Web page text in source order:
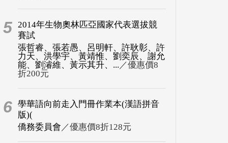
5 2014年生物奧林匹亞國家代表選拔競
賽試
張哲睿、張若愚、呂明軒、許耿彰、許
力天、洪學宇、黃靖惟、劉奕辰、謝允
能、劉濬維、黃示其升、... ／優惠價8
折200元
6 學華語向前走入門冊作業本(漢語拼音
版)(
僑務委員會 ／優惠價8折128元